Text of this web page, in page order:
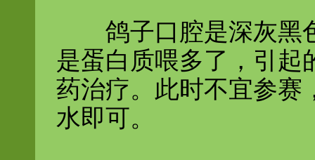
鸽子口腔是深灰黑
是蛋白质喂多了，引起
药治疗。此时不宜参赛
水即可。